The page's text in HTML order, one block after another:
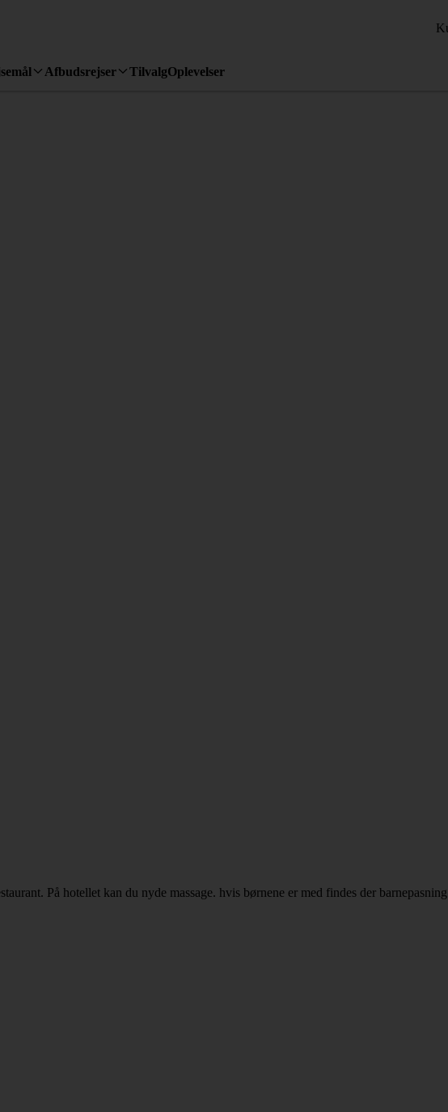
Afbudsrejser TilvalgOplevelser
På hotellet kan du nyde massage. hvis børnene er med findes der